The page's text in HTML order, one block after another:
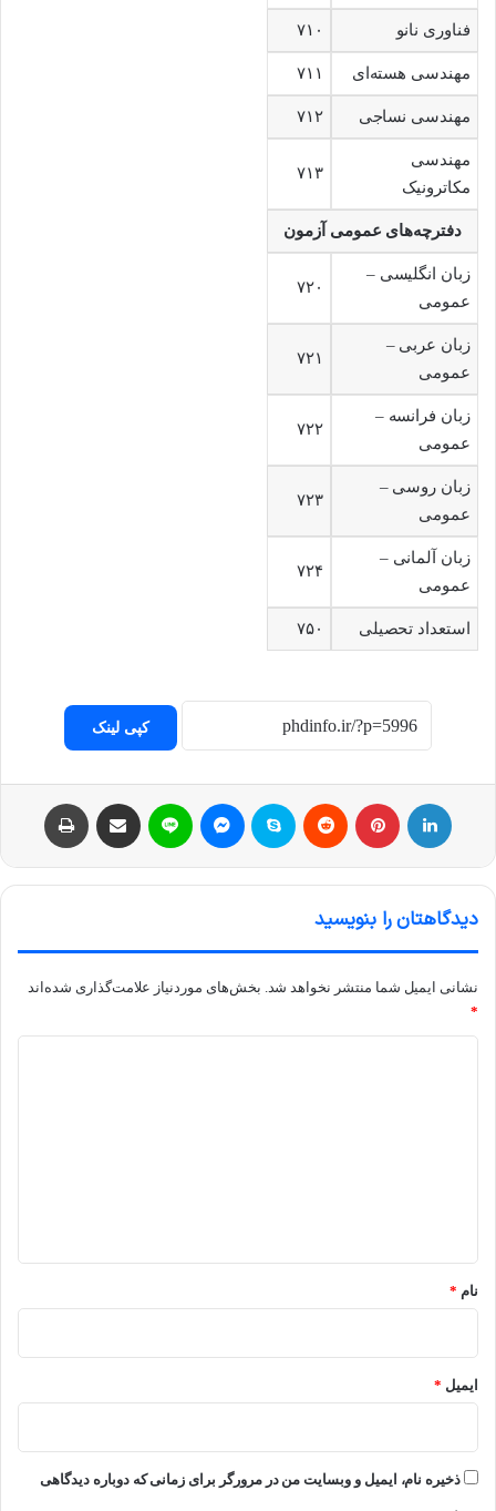
فناوری نانو ۷۱۰
مهندسی هسته‌ای ۷۱۱
مهندسی نساجی ۷۱۲
مهندسی
مکاترونیک
۷۱۳
دفترچه‌های عمومی آزمون
زبان انگلیسی –
عمومی
۷۲۰
زبان عربی –
عمومی
۷۲۱
زبان فرانسه –
عمومی
۷۲۲
زبان روسی –
عمومی
۷۲۳
زبان آلمانی –
عمومی
۷۲۴
استعداد تحصیلی ۷۵۰
کپی لینک
دیدگاهتان را بنویسید
نشانی ایمیل شما منتشر نخواهد شد. بخش‌های موردنیاز علامت‌گذاری شده‌اند
*
نام *
ایمیل *
ذخیره نام، ایمیل و وبسایت من در مرورگر برای زمانی که دوباره دیدگاهی